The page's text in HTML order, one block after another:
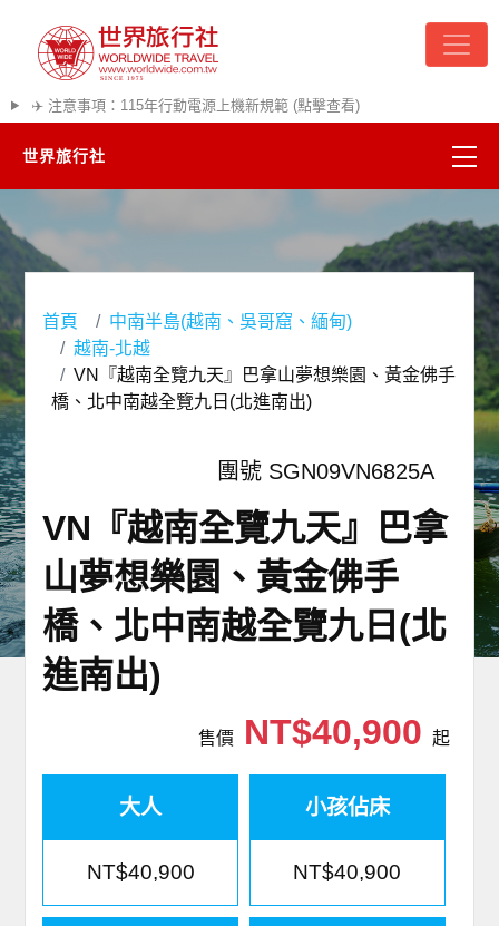
✈️ 注意事項：115年行動電源上機新規範 (點擊查看)
世界旅行社
熱門韓國
超夯日本
悠遊美加
遊輪河輪
世界臻旅
中東非洲
歐洲之旅
首頁
中南半島(越南、吳哥窟、緬甸)
越南-北越
VN『越南全覽九天』巴拿山夢想樂園、黃金佛手
橋、北中南越全覽九日(北進南出)
團號 SGN09VN6825A
VN『越南全覽九天』巴拿
山夢想樂園、黃金佛手
橋、北中南越全覽九日(北
進南出)
售價NT$40,900 起
大人
NT$40,900
小孩佔床
NT$40,900